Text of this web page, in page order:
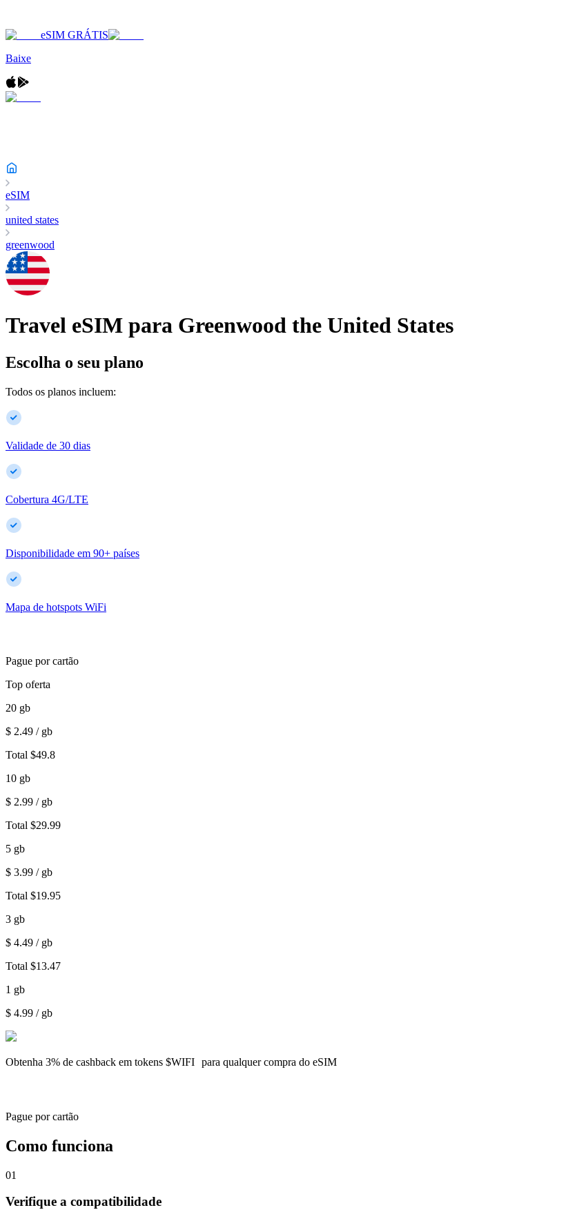
eSIM GRÁTIS
Baixe
eSIM
united states
greenwood
Travel eSIM para Greenwood the United States
Escolha o seu plano
Todos os planos incluem:
Validade de 30 dias
Cobertura 4G/LTE
Disponibilidade em 90+ países
Mapa de hotspots WiFi
Pague por cartão
Top oferta
20 gb
$ 2.49 / gb
Total $49.8
10 gb
$ 2.99 / gb
Total $29.99
5 gb
$ 3.99 / gb
Total $19.95
3 gb
$ 4.49 / gb
Total $13.47
1 gb
$ 4.99 / gb
Obtenha 3% de cashback em tokens $WIFI para qualquer compra do eSIM
Pague por cartão
Como funciona
01
Verifique a compatibilidade